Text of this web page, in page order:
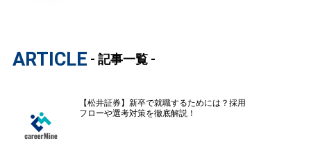
ARTICLE - 記事一覧 -
【松井証券】新卒で就職するためには？採用
フローや選考対策を徹底解説！